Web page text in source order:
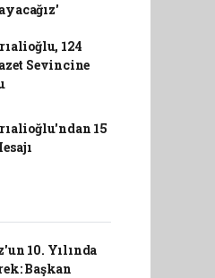
124
Sevincine
15
10. Yılında
Başkan